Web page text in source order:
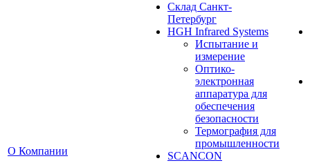
О Компании
Cклад Санкт-
Петербург
HGH Infrared Systems
Испытание и
измерение
Оптико-
электронная
аппаратура для
обеспечения
безопасности
Термография для
промышленности
SCANCON